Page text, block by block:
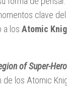
clave
a los Atomic
of Super-
los Atomic